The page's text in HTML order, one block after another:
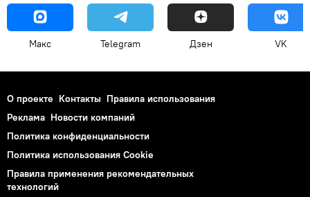
Макс Telegram Дзен VK
О проекте Контакты Правила использования
Реклама Новости компаний
Политика конфиденциальности
Политика использования Cookie
Правила применения рекомендательных
технологий